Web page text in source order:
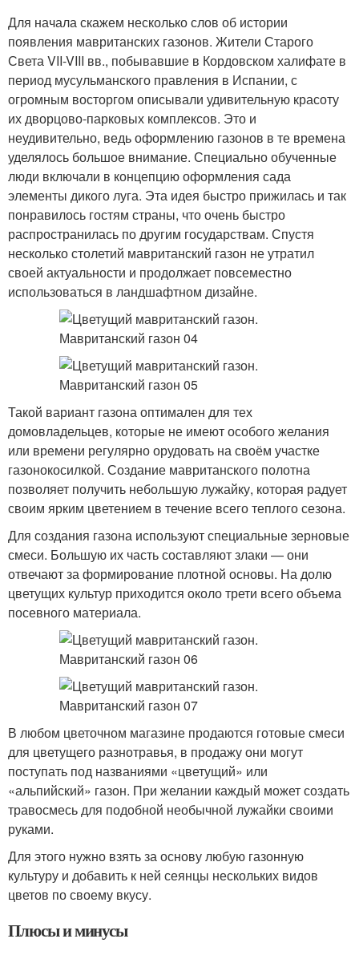
Для начала скажем несколько слов об истории
появления мавританских газонов. Жители Старого
Света VII-VIII вв., побывавшие в Кордовском халифате в
период мусульманского правления в Испании, с
огромным восторгом описывали удивительную красоту
их дворцово-парковых комплексов. Это и
неудивительно, ведь оформлению газонов в те времена
уделялось большое внимание. Специально обученные
люди включали в концепцию оформления сада
элементы дикого луга. Эта идея быстро прижилась и так
понравилось гостям страны, что очень быстро
распространилась по другим государствам. Спустя
несколько столетий мавританский газон не утратил
своей актуальности и продолжает повсеместно
использоваться в ландшафтном дизайне.
Такой вариант газона оптимален для тех
домовладельцев, которые не имеют особого желания
или времени регулярно орудовать на своём участке
газонокосилкой. Создание мавританского полотна
позволяет получить небольшую лужайку, которая радует
своим ярким цветением в течение всего теплого сезона.
Для создания газона используют специальные зерновые
смеси. Большую их часть составляют злаки — они
отвечают за формирование плотной основы. На долю
цветущих культур приходится около трети всего объема
посевного материала.
В любом цветочном магазине продаются готовые смеси
для цветущего разнотравья, в продажу они могут
поступать под названиями «цветущий» или
«альпийский» газон. При желании каждый может создать
травосмесь для подобной необычной лужайки своими
руками.
Для этого нужно взять за основу любую газонную
культуру и добавить к ней сеянцы нескольких видов
цветов по своему вкусу.
Плюсы и минусы